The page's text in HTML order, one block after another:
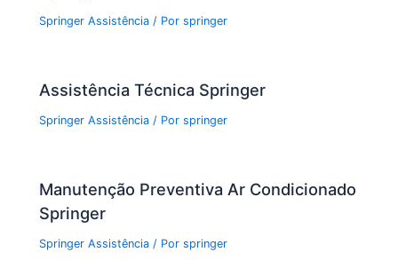
Springer Assistência / Porspringer
Assistência Técnica Springer
Springer Assistência / Porspringer
Manutenção Preventiva Ar Condicionado
Springer
Springer Assistência / Porspringer